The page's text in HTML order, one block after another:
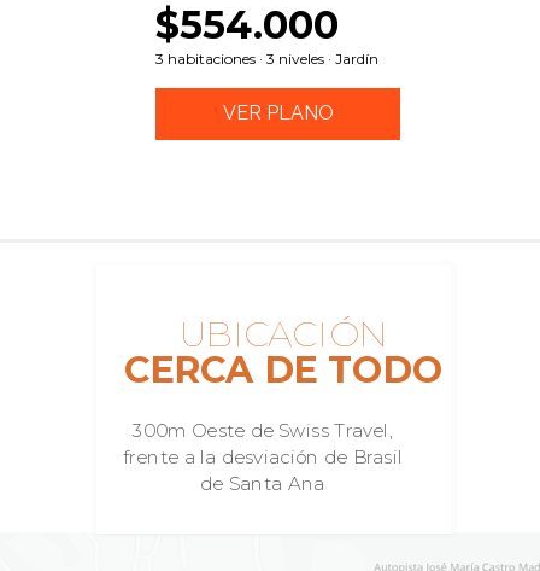
UBICACIÓN
CERCA DE TODO
300m Oeste de Swiss Travel,
frente a la desviación de Brasil
de Santa Ana
$554.000
3 habitaciones · 3 niveles · Jardín
VER PLANO